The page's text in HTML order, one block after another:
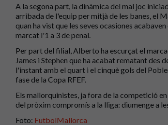
A la segona part, la dinàmica del mal joc
arribada de l'equip per mitjà de les banes, el
quan ha vist que les seves ocasiones
marcat l'1 a 3 de penal.
Per part del filial, Alberto ha escurçat el
James i Stephen que ha acabat rematant des
l'instant amb el quart i el cinquè gols del
fase de la Copa RFEF.
Els mallorquinistes, ja fora de la competició
del pròxim compromís a la lliga: diumenge a
Foto: FutbolMallorca